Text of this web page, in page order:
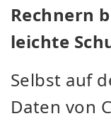
Rechnern
leichte
Selbst auf
Daten von